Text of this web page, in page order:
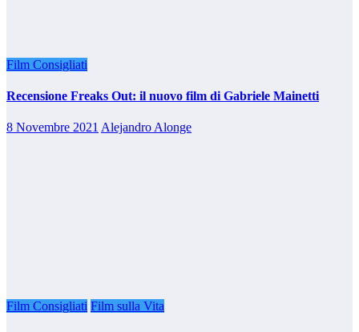
Film Consigliati
Recensione Freaks Out: il nuovo film di Gabriele Mainetti
8 Novembre 2021 Alejandro Alonge
Film Consigliati Film sulla Vita